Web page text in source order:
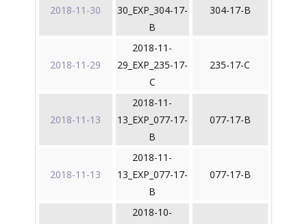
2018-11-30
30_EXP_304-17-
B
304-17-B
2018-11-29
2018-11-
29_EXP_235-17-
C
235-17-C
2018-11-13
2018-11-
13_EXP_077-17-
B
077-17-B
2018-11-13
2018-11-
13_EXP_077-17-
B
077-17-B
2018-10-